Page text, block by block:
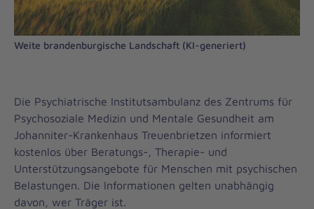
Weite brandenburgische Landschaft (KI-generiert)
Die Psychiatrische Institutsambulanz des Zentrums für
Psychosoziale Medizin und Mentale Gesundheit am
Johanniter-Krankenhaus Treuenbrietzen informiert
kostenlos über Beratungs-, Therapie- und
Unterstützungsangebote für Menschen mit psychischen
Belastungen. Die Informationen gelten unabhängig
davon, wer Träger ist.